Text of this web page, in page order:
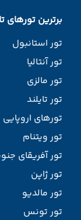
برترین تورهای
تور استانبول
تور آنتالیا
تور مالزی
تور تایلند
تورهای اروپایی
تور ویتنام
تور آفریقای
تور ژاپن
تور مالدیو
تور تونس